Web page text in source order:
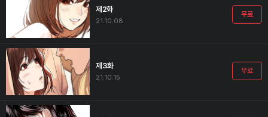
제2화
21.10.08
무료
제3화
21.10.15
무료